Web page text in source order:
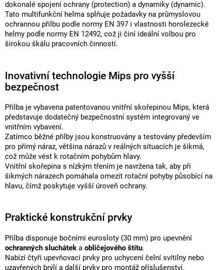
dokonalé spojení ochrany (protection) a dynamiky (dynamic).
Tato multifunkční helma splňuje požadavky na průmyslovou
ochrannou přilbu podle normy EN 397 i vlastnosti horolezecké
helmy podle normy EN 12492, což ji činí ideální volbou pro
širokou škálu pracovních činností.
Inovativní technologie Mips pro vyšší
bezpečnost
Přilba je vybavena patentovanou vnitřní skořepinou Mips, která
představuje dodatečný bezpečnostní systém integrovaný ve
vnitřním vybavení.
Zatímco běžné přilby jsou konstruovány a testovány především
pro přímý náraz, většina nárazů v reálných situacích je šikmá,
což může vést k rotačním pohybům hlavy.
Vnitřní skořepina s nízkým třením je navržena tak, aby při
šikmých nárazech pomáhala omezit rotační pohyby působící na
hlavu, čímž poskytuje vyšší úroveň ochrany.
Praktické konstrukční prvky
Přilba disponuje bočními eurosloty (30 mm) pro upevnění
ochranných sluchátek a obličejového štítu.
Nabízí čtyři upevňovací prvky pro uchycení čelní svítilny nebo
uzavřených brýlí a další prvky pro montáž příslušenství.